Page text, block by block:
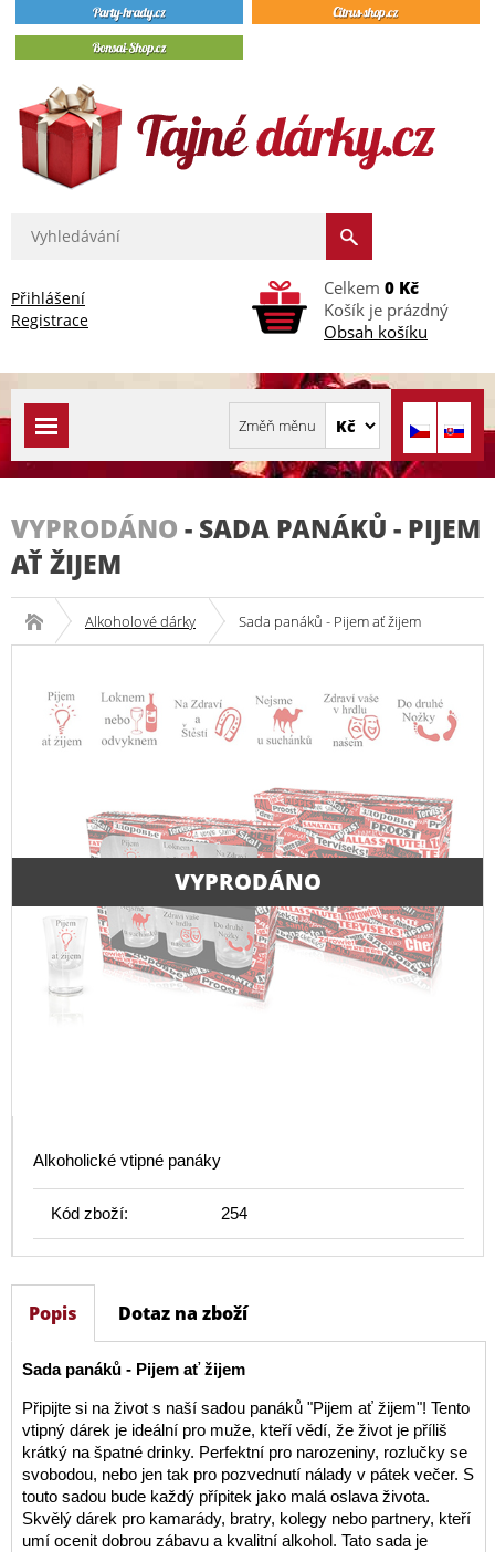
Přihlášení
Registrace
Celkem 0 Kč
Košík je prázdný
Obsah košíku
VYPRODÁNO - SADA PANÁKŮ - PIJEM
AŤ ŽIJEM
Alkoholové dárky Sada panáků - Pijem ať žijem
VYPRODÁNO
Alkoholické vtipné panáky
Kód zboží: 254
Popis Dotaz na zboží
Sada panáků - Pijem ať žijem
Připijte si na život s naší sadou panáků "Pijem ať žijem"! Tento
vtipný dárek je ideální pro muže, kteří vědí, že život je příliš
krátký na špatné drinky. Perfektní pro narozeniny, rozlučky se
svobodou, nebo jen tak pro pozvednutí nálady v pátek večer. S
touto sadou bude každý přípitek jako malá oslava života.
Skvělý dárek pro kamarády, bratry, kolegy nebo partnery, kteří
umí ocenit dobrou zábavu a kvalitní alkohol. Tato sada je